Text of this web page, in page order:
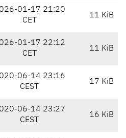
01-17 21:20
CET
11 KiB
01-17 22:12
CET
11 KiB
06-14 23:16
CEST
17 KiB
06-14 23:27
CEST
16 KiB